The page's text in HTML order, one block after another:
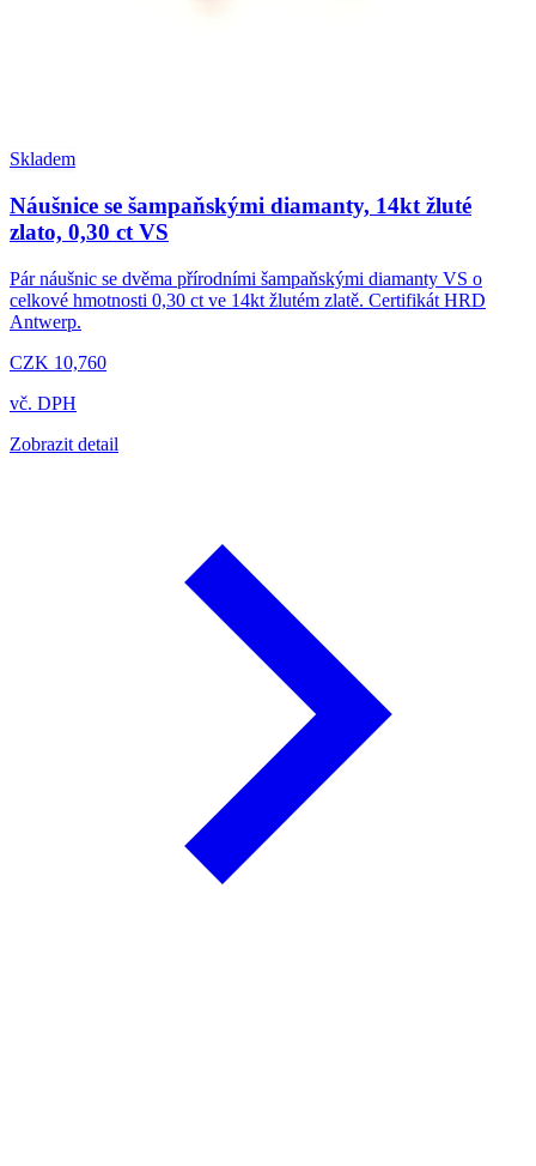
Skladem
Náušnice se šampaňskými diamanty, 14kt žluté
zlato, 0,30 ct VS
Pár náušnic se dvěma přírodními šampaňskými diamanty VS o
celkové hmotnosti 0,30 ct ve 14kt žlutém zlatě. Certifikát HRD
Antwerp.
CZK 10,760
vč. DPH
Zobrazit detail